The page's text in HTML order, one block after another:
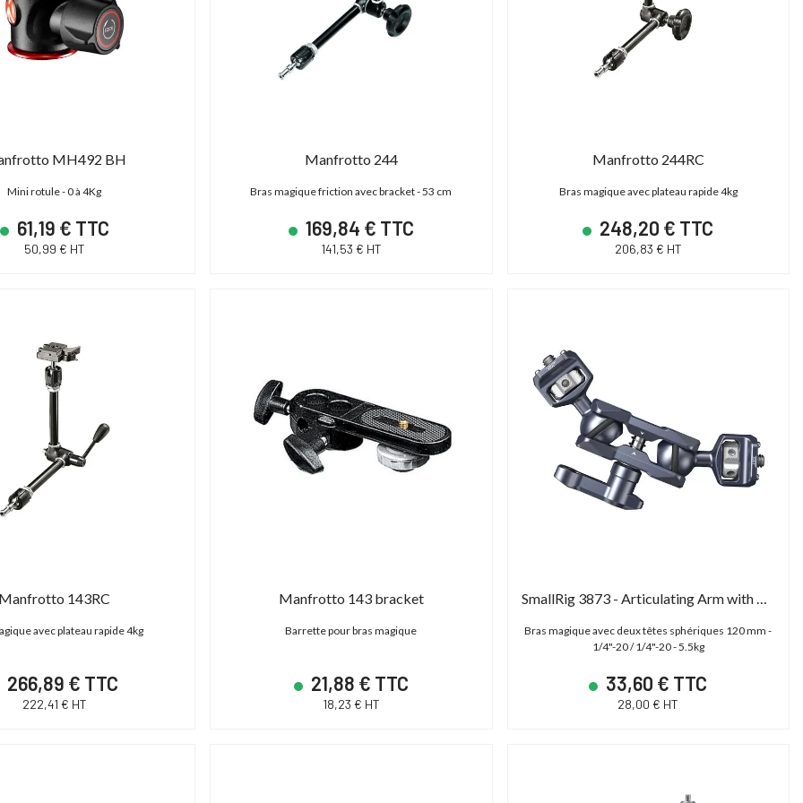
MH492 BH
Mini rotule - 0 à 4Kg
61,19 € TTC
50,99 € HT
Manfrotto 244
Bras magique friction avec bracket - 53 cm
169,84 € TTC
141,53 € HT
Manfrotto 244RC
Bras magique avec plateau rapide 4kg
248,20 € TTC
206,83 € HT
143RC
avec plateau rapide 4kg
266,89 € TTC
222,41 € HT
Manfrotto 143 bracket
Barrette pour bras magique
21,88 € TTC
18,23 € HT
SmallRig 3873 - Articulating Arm with Dual Ball Heads (vis 1/4"-20)
Bras magique avec deux têtes sphériques 120 mm -
1/4"-20 / 1/4"-20 - 5.5kg
33,60 € TTC
28,00 € HT